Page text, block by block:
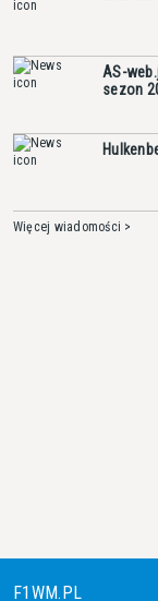
AS-
sezon
Więcej wiadomości >
F1WM.PL